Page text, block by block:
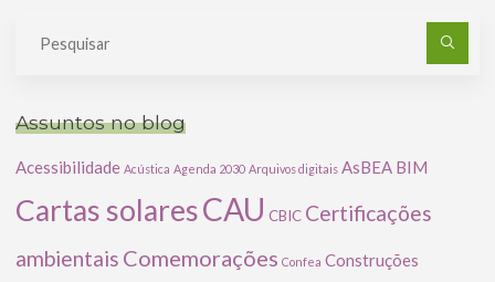
Assuntos no blog
Acessibilidade Acústica Agenda 2030 Arquivos digitais AsBEA BIM
Cartas solaresCAU CBIC Certificações
ambientais Comemorações Confea Construções